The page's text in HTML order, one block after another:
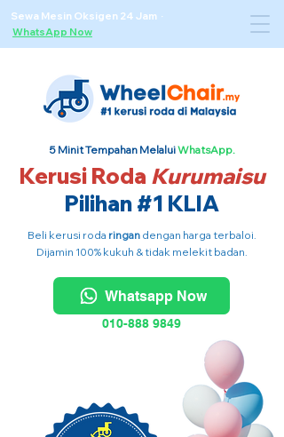
Sewa Mesin Oksigen 24 Jam ·
WhatsApp Now
5 Minit Tempahan MelaluiWhatsApp.
Kerusi Roda Kurumaisu
Pilihan #1 KLIA
Beli kerusi roda ringan dengan harga terbaloi.
Dijamin 100% kukuh & tidak melekit badan.
Whatsapp Now
010-888 9849